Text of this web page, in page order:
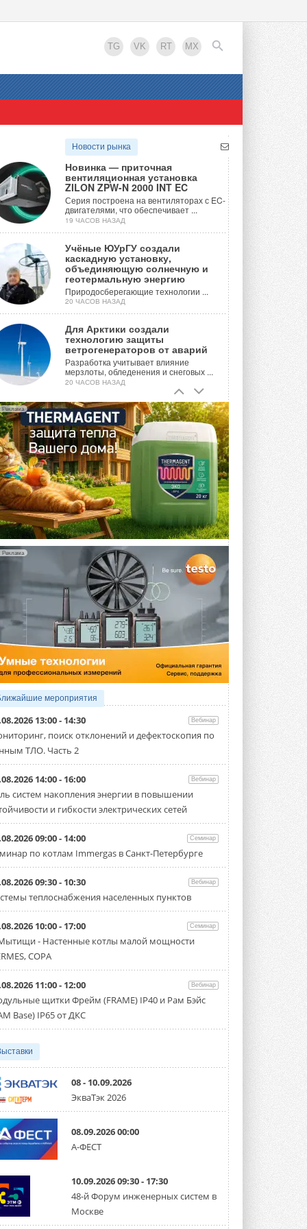
TG VK RT MX
EN
Новости рынка
Новинка — приточная
вентиляционная установка
ZILON ZPW-N 2000 INT EC
Серия построена на вентиляторах с EC-
двигателями, что обеспечивает ...
19 ЧАСОВ НАЗАД
Учёные ЮУрГУ создали
каскадную установку,
объединяющую солнечную и
геотермальную энергию
Природосберегающие технологии ...
20 ЧАСОВ НАЗАД
Для Арктики создали
технологию защиты
ветрогенераторов от аварий
Разработка учитывает влияние
мерзлоты, обледенения и снеговых ...
20 ЧАСОВ НАЗАД
Гибридный тепловой насос PV/T
с одним общим испарителем
Исследователи предложили
конструкцию двухисточникового ...
ВЧЕРА
21-й ежегодный форум
«ЦОД-2026»
Мероприятие пройдет 2-3 сентября в
отеле Radisson Slavyanskaya. Форум
посетит более двух тысяч участников ...
ВЧЕРА
Китайская Shenling представила
линейку тепловых насосов
«воздух-вода» на R290
Серия ThermaX R290 All-In-One
включает три модели ...
4 АВГУСТА 2026
Тепловые насосы в связке с
солнечной генерацией и
накопителем снижают
потребление на 60%
Исследователи из Италии установили ...
4 АВГУСТА 2026
«РУСКЛИМАТ Fest 2026» в Уфе
собрал свыше 700 профи
климатической отрасли
Организатором выступил торгово-
производственный холдинг ...
«Датарк» испытал модульный
ЦОД с плотностью 54 кВт на
стойку
Испытания прошли на собственной
производственной площадке и были ...
3 АВГУСТА 2026
Samsung выпускает VRF-
систему DVM на R32
производительностью от 22,4 до 56 кВт.
Суммарная длина трубопроводов ...
итоги конкурса студенческих
проектов «ТИМ-лидеры 2026»
Новый сезон конкурса «ТИМ-лидеры»
стартует уже в сентябре 2026 года ...
3 АВГУСТА 2026
партнёрство за Уралом
Президент Омского землячества в
Москве Михаил Тимошенко посетил
Омск с трёхдневным рабочим визитом ...
31 ИЮЛЯ 2026
Carrier модернизирует
флагманский чиллер AquaEdge
работающую на хладагенте R1234ze ...
31 ИЮЛЯ 2026
Mitsubishi расширяет
Реклама
Реклама
мероприятия
13:00 - 14:30 Вебинар
поиск отклонений и дефектоскопия по
ТЛО. Часть 2
14:00 - 16:00 Вебинар
систем накопления энергии в повышении
и гибкости электрических сетей
09:00 - 14:00 Семинар
по котлам Immergas в Санкт-Петербурге
09:30 - 10:30 Вебинар
теплоснабжения населенных пунктов
10:00 - 17:00 Семинар
- Настенные котлы малой мощности
COPA
11:00 - 12:00 Вебинар
щитки Фрейм (FRAME) IP40 и Рам Бэйс
Base) IP65 от ДКС
08 - 10.09.2026
ЭкваТэк 2026
08.09.2026 00:00
А-ФЕСТ
10.09.2026 09:30 - 17:30
48-й Форум инженерных систем в
Москве